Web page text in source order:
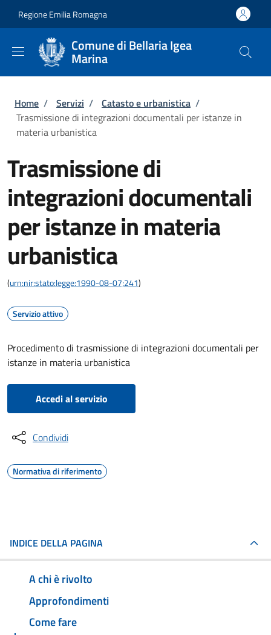
Regione Emilia Romagna
Comune di Bellaria Igea
Marina
Briciole di pane
Home / Servizi / Catasto e urbanistica /
Trasmissione di integrazioni documentali per istanze in
materia urbanistica
Trasmissione di
integrazioni documentali
per istanze in materia
urbanistica
(urn:nir:stato:legge:1990-08-07;241)
Servizio attivo
Procedimento di trasmissione di integrazioni documentali per
istanze in materia urbanistica
Accedi al servizio
Condividi
Normativa di riferimento
INDICE DELLA PAGINA
A chi è rivolto
Approfondimenti
Come fare